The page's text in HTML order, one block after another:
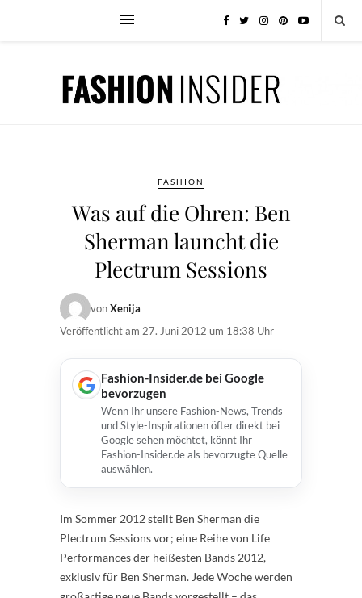
FASHION
Was auf die Ohren: Ben
Sherman launcht die
Plectrum Sessions
vonXenija
Veröffentlicht am 27. Juni 2012 um 18:38 Uhr
Fashion-Insider.de bei Google
bevorzugen
Wenn Ihr unsere Fashion-News, Trends
und Style-Inspirationen öfter direkt bei
Google sehen möchtet, könnt Ihr
Fashion-Insider.de als bevorzugte Quelle
auswählen.
Im Sommer 2012 stellt Ben Sherman die
Plectrum Sessions vor; eine Reihe von Life
Performances der heißesten Bands 2012,
exklusiv für Ben Sherman. Jede Woche werden